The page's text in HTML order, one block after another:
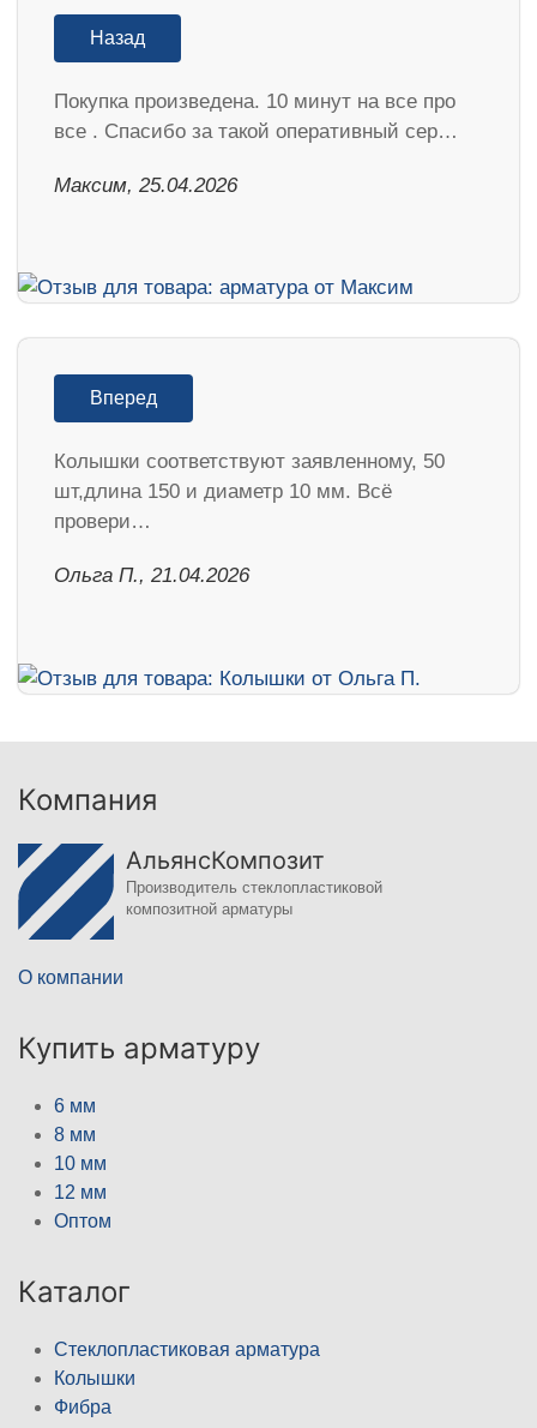
Назад
Покупка произведена. 10 минут на все про
все . Спасибо за такой оперативный сер…
Максим, 25.04.2026
Вперед
Колышки соответствуют заявленному, 50
шт,длина 150 и диаметр 10 мм. Всё
провери…
Ольга П., 21.04.2026
Компания
АльянсКомпозит
Производитель стеклопластиковой
композитной арматуры
О компании
Купить арматуру
6 мм
8 мм
10 мм
12 мм
Оптом
Каталог
Стеклопластиковая арматура
Колышки
Фибра